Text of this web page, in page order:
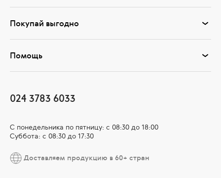
Покупай выгодно
Помощь
024 3783 6033
С понедельника по пятницу: с 08:30 до 18:00
Суббота: с 08:30 до 17:30
Доставляем продукцию в 60+ стран